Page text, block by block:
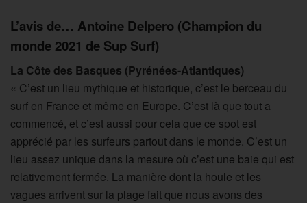
L’avis de… Antoine Delpero (Champion du
monde 2021 de Sup Surf)
La Côte des Basques (Pyrénées-Atlantiques)
« C’est un lieu mythique et historique, c’est le berceau du
surf en France et même en Europe. C’est là que tout a
commencé, et c’est aussi pour cela que ce spot est
apprécié par les surfeurs partout dans le monde. C’est un
lieu assez unique dans la mesure où c’est une baie qui est
relativement fermée. La manière dont la houle et les
vagues arrivent sur la plage fait que nous avons des